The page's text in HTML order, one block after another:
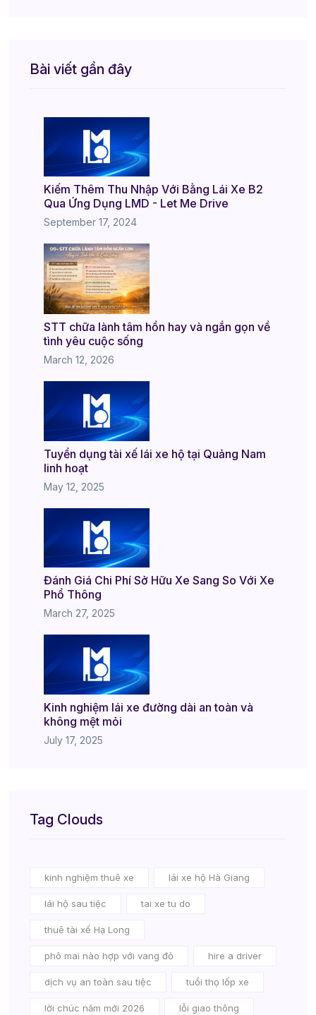
Bài viết gần đây
Kiếm Thêm Thu Nhập Với Bằng Lái Xe B2
Qua Ứng Dụng LMD - Let Me Drive
September 17, 2024
STT chữa lành tâm hồn hay và ngắn gọn về
tình yêu cuộc sống
March 12, 2026
Tuyển dụng tài xế lái xe hộ tại Quảng Nam
linh hoạt
May 12, 2025
Đánh Giá Chi Phí Sở Hữu Xe Sang So Với Xe
Phổ Thông
March 27, 2025
Kinh nghiệm lái xe đường dài an toàn và
không mệt mỏi
July 17, 2025
Tag Clouds
kinh nghiệm thuê xe lái xe hộ Hà Giang
lái hộ sau tiệc tai xe tu do
thuê tài xế Hạ Long
phô mai nào hợp với vang đỏ hire a driver
dịch vụ an toàn sau tiệc tuổi thọ lốp xe
lời chúc năm mới 2026 lỗi giao thông